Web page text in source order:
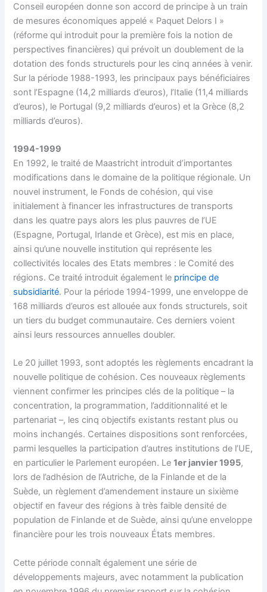
Conseil européen donne son accord de principe à un train
de mesures économiques appelé « Paquet Delors I »
(réforme qui introduit pour la première fois la notion de
perspectives financières) qui prévoit un doublement de la
dotation des fonds structurels pour les cinq années à venir.
Sur la période 1988-1993, les principaux pays bénéficiaires
sont l’Espagne (14,2 milliards d’euros), l’Italie (11,4 milliards
d’euros), le Portugal (9,2 milliards d’euros) et la Grèce (8,2
milliards d’euros).
1994-1999
En 1992, le traité de Maastricht introduit d’importantes
modifications dans le domaine de la politique régionale. Un
nouvel instrument, le Fonds de cohésion, qui vise
initialement à financer les infrastructures de transports
dans les quatre pays alors les plus pauvres de l’UE
(Espagne, Portugal, Irlande et Grèce), est mis en place,
ainsi qu’une nouvelle institution qui représente les
collectivités locales des Etats membres : le Comité des
régions. Ce traité introduit également le principe de
subsidiarité. Pour la période 1994-1999, une enveloppe de
168 milliards d’euros est allouée aux fonds structurels, soit
un tiers du budget communautaire. Ces derniers voient
ainsi leurs ressources annuelles doubler.
Le 20 juillet 1993, sont adoptés les règlements encadrant la
nouvelle politique de cohésion. Ces nouveaux règlements
viennent confirmer les principes clés de la politique – la
concentration, la programmation, l’additionnalité et le
partenariat –, les cinq objectifs existants restant plus ou
moins inchangés. Certaines dispositions sont renforcées,
parmi lesquelles la participation d’autres institutions de l’UE,
en particulier le Parlement européen. Le1er janvier 1995,
lors de l’adhésion de l’Autriche, de la Finlande et de la
Suède, un règlement d’amendement instaure un sixième
objectif en faveur des régions à très faible densité de
population de Finlande et de Suède, ainsi qu’une enveloppe
financière pour les trois nouveaux États membres.
Cette période connaît également une série de
développements majeurs, avec notamment la publication